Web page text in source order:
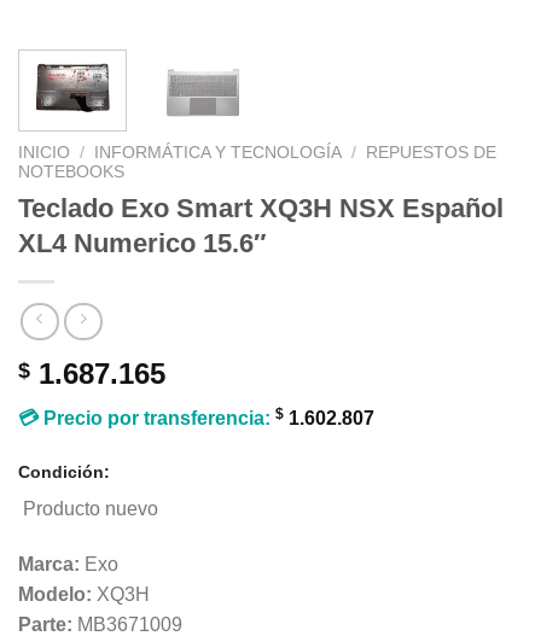
INICIO / INFORMÁTICA Y TECNOLOGÍA /
REPUESTOS DE
NOTEBOOKS
Teclado Exo Smart XQ3H NSX Español
XL4 Numerico 15.6″
$ 1.687.165
💳 Precio por transferencia: $ 1.602.807
Condición:
Producto nuevo
Marca: Exo
Modelo: XQ3H
Parte: MB3671009